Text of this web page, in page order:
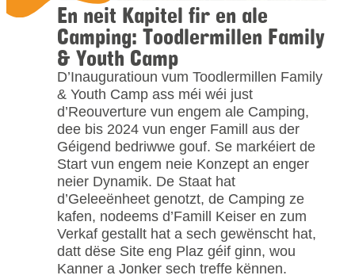
En neit Kapitel fir en ale
Camping: Toodlermillen Family
& Youth Camp
D’Inauguratioun vum Toodlermillen Family
& Youth Camp ass méi wéi just
d’Reouverture vun engem ale Camping,
dee bis 2024 vun enger Famill aus der
Géigend bedriwwe gouf. Se markéiert de
Start vun engem neie Konzept an enger
neier Dynamik. De Staat hat
d’Geleeënheet genotzt, de Camping ze
kafen, nodeems d’Famill Keiser en zum
Verkaf gestallt hat a sech gewënscht hat,
datt dëse Site eng Plaz géif ginn, wou
Kanner a Jonker sech treffe kënnen.